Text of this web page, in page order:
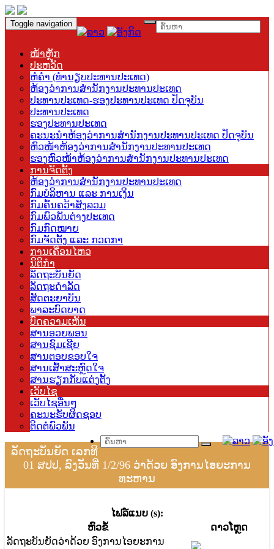
Toggle navigation
ໜ້າຫຼັກ
ປະຫວັດ
ຫໍຄຳ (ທຳນຽບປະທານປະເທດ)
ຫ້ອງວ່າການສຳນັກງານປະທານປະເທດ
ປະທານປະເທດ-ຮອງປະທານປະເທດ ປັດຈຸບັນ
ປະທານປະເທດ
ຮອງປະທານປະເທດ
ຄະນະນຳຫ້ອງວ່າການສຳນັກງານປະທານປະເທດ ປັດຈຸບັນ
ຫົວໜ້າຫ້ອງວ່າການສຳນັກງານປະທານປະເທດ
ຮອງຫົວໜ້າຫ້ອງວ່າການສຳນັກງານປະທານປະເທດ
ການຈັດຕັ້ງ
ຫ້ອງວ່າການສຳນັກງານປະທານປະເທດ
ກົມບໍລິຫານ ແລະ ການເງິນ
ກົມຄົ້ນຄວ້າສັງລວມ
ກົມພົວພັນຕ່າງປະເທດ
ກົມກົດໝາຍ
ກົມຈັດຕັ້ງ ແລະ ກວດກາ
ການເຄື່ອນໄຫວ
ນິຕິກຳ
ລັດຖະບັນຍັດ
ລັດຖະດຳລັດ
ສັດຕະຍາບັນ
ພາລະບົດບາດ
ບົດຄວາມເຫັນ
ສານອວຍພອນ
ສານຊົມເຊີຍ
ສານຕອບຂອບໃຈ
ສານເສົ້າສະຫຼົດໃຈ
ສານຮຽກກັບແຕ່ງຕັ້ງ
ເວັບໄຊ
ເວັບໄຊອື່ນໆ
ຄະນະຮັບຜິດຊອບ
ຕິດຕໍ່ພົວພັນ
ລັດຖະບັນຍັດ ເລກທີ
01 ສປປ, ລົງວັນທີ່ 1/2/96 ວ່າດ້ວຍ ອົງການໄອຍະການ
ທະຫານ
ໄຟລ໌ແນບ (s):
​ຫົວ​ຂໍ້
ດາວ​ໂຫຼດ
ລັດຖະບັນຍັດວ່າດ້ວຍ ອົງການໄອຍະການ